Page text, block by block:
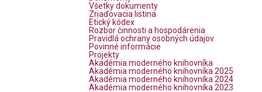
Všetky dokumenty
Zriaďovacia listina
Etický kódex
Rozbor činnosti a hospodárenia
Pravidlá ochrany osobných údajov
Povinné informácie
Projekty
Akadémia moderného knihovníka
Akadémia moderného knihovníka 2025
Akadémia moderného knihovníka 2024
Akadémia moderného knihovníka 2023